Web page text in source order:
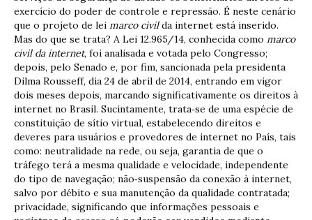
exercício do poder de controle e repressão. É neste cenário
que o projeto de lei marco civilda internet está inserido.
Mas do que se trata? A Lei 12.965/14, conhecida como marco
civil da internet, foi analisada e votada pelo Congresso;
depois, pelo Senado e, por fim, sancionada pela presidenta
Dilma Rousseff, dia 24 de abril de 2014, entrando em vigor
dois meses depois, marcando significativamente os direitos à
internet no Brasil. Sucintamente, trata‐se de uma espécie de
constituição de sítio virtual, estabelecendo direitos e
deveres para usuários e provedores de internet no País, tais
como: neutralidade na rede, ou seja, garantia de que o
tráfego terá a mesma qualidade e velocidade, independente
do tipo de navegação; não‐suspensão da conexão à internet,
salvo por débito e sua manutenção da qualidade contratada;
privacidade, significando que informações pessoais e